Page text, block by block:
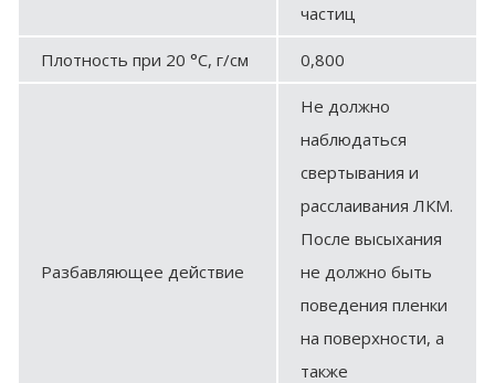
частиц
Плотность при 20 °С, г/см 0,800
Разбавляющее действие
Не должно
наблюдаться
свертывания и
расслаивания ЛКМ.
После высыхания
не должно быть
поведения пленки
на поверхности, а
также